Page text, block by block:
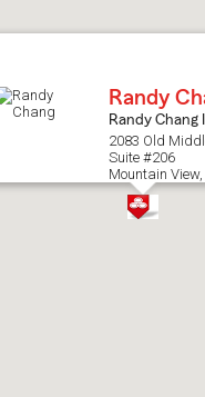
map.
Randy
Randy Chang
2083 Old
Suite #206
Mountain